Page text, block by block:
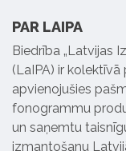
PAR LAIPA
Biedrība „Latvijas
(LaIPA) ir
apvienojušies
fonogrammu
un saņemtu
izmantošanu